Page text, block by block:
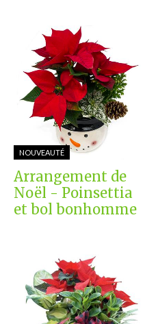
NOUVEAUTÉ
Arrangement de
Noël - Poinsettia
et bol bonhomme